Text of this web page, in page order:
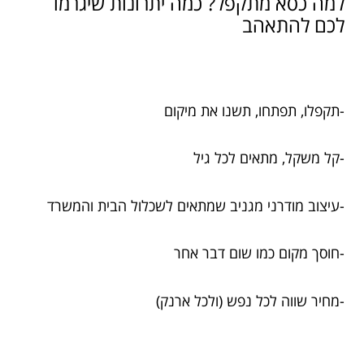
לכם להתאהב
-תקפלו, תפתחו, תשנו את מיקום
-קל משקל, מתאים לכל גיל
-עיצוב מודרני מגניב שמתאים לשכלול הבית והמשרד
-חוסך מקום כמו שום דבר אחר
-מחיר שווה לכל נפש (ולכל ארנק)